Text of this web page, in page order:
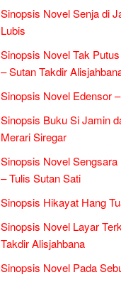
Sinopsis Novel Senja di
Lubis
Sinopsis Novel Tak
– Sutan Takdir
Sinopsis Novel Edensor
Sinopsis Buku Si Jamin
Merari Siregar
Sinopsis Novel
– Tulis Sutan Sati
Sinopsis Hikayat Hang
Sinopsis Novel Layar
Takdir Alisjahbana
Sinopsis Novel Pada